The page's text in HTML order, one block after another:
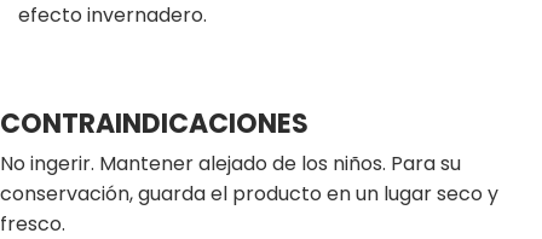
efecto invernadero.
CONTRAINDICACIONES
No ingerir. Mantener alejado de los niños. Para su
conservación, guarda el producto en un lugar seco y
fresco.